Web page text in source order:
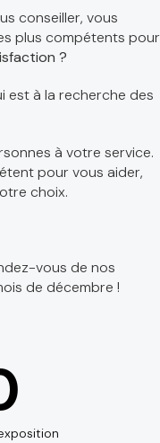
conseiller, vous
plus compétents pour
?
est à la recherche des
à votre service.
pour vous aider,
choix.
vous de nos
de décembre !